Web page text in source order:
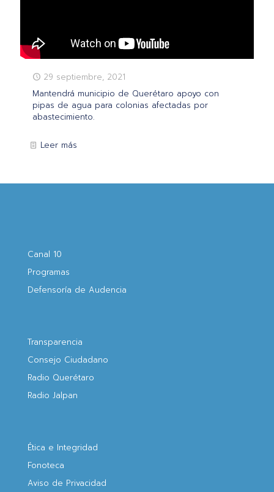
29 septiembre, 2021
Mantendrá municipio de Querétaro apoyo con
pipas de agua para colonias afectadas por
abastecimiento.
Leer más
Canal 10
Programas
Defensoría de Audencia
Transparencia
Consejo Ciudadano
Radio Querétaro
Radio Jalpan
Ética e Integridad
Fonoteca
Aviso de Privacidad